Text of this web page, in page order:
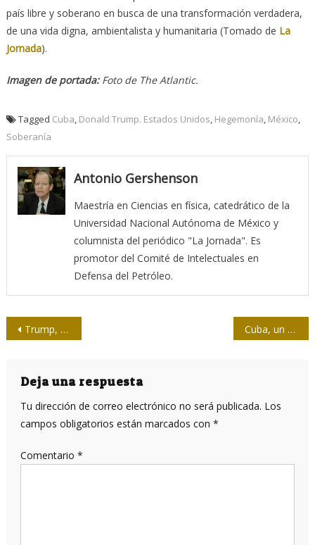
país libre y soberano en busca de una transformación verdadera,
de una vida digna, ambientalista y humanitaria (Tomado de La
Jornada).
Imagen de portada:Foto de The Atlantic.
Tagged Cuba, Donald Trump. Estados Unidos, Hegemonía, México,
Soberanía
Antonio Gershenson
Maestría en Ciencias en física, catedrático de la
Universidad Nacional Autónoma de México y
columnista del periódico "La Jornada". Es
promotor del Comité de Intelectuales en
Defensa del Petróleo.
Navegación
entradas
Trump, Europa y la internacional neofascista Cuba, un alegato desde la conciencia
Deja una respuesta
Tu dirección de correo electrónico no será publicada. Los
campos obligatorios están marcados con *
Comentario *